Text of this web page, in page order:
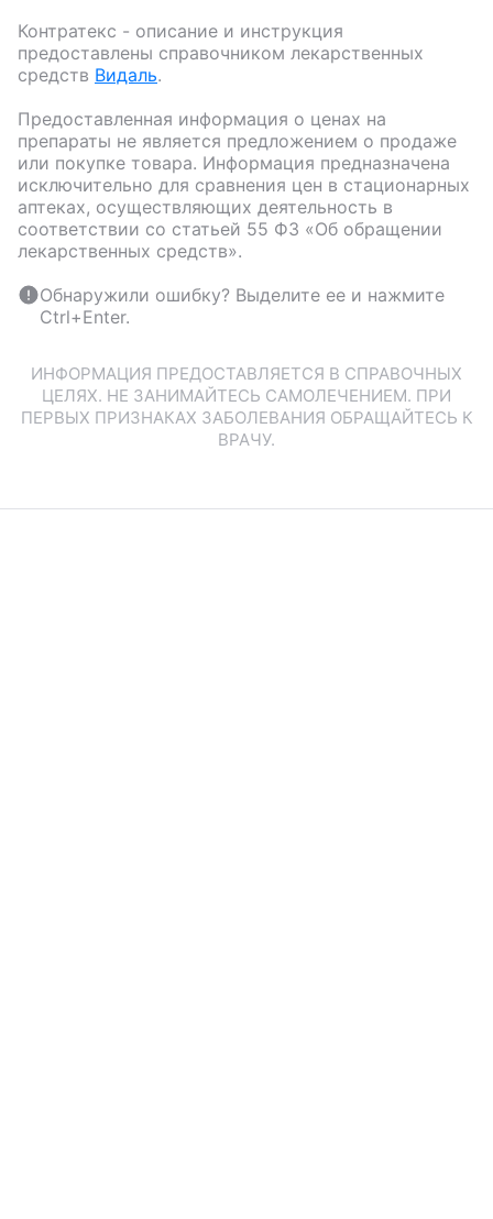
Контратекс - описание и инструкция
предоставлены справочником лекарственных
средств Видаль.
Предоставленная информация о ценах на
препараты не является предложением о продаже
или покупке товара. Информация предназначена
исключительно для сравнения цен в стационарных
аптеках, осуществляющих деятельность в
соответствии со статьей 55 ФЗ «Об обращении
лекарственных средств».
Обнаружили ошибку? Выделите ее и нажмите
Ctrl+Enter.
ИНФОРМАЦИЯ ПРЕДОСТАВЛЯЕТСЯ В СПРАВОЧНЫХ
ЦЕЛЯХ. НЕ ЗАНИМАЙТЕСЬ САМОЛЕЧЕНИЕМ. ПРИ
ПЕРВЫХ ПРИЗНАКАХ ЗАБОЛЕВАНИЯ ОБРАЩАЙТЕСЬ К
ВРАЧУ.